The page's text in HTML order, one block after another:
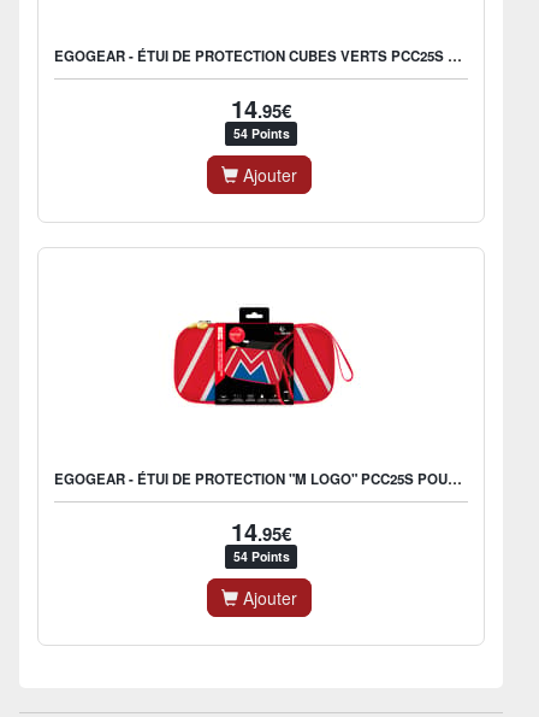
EGOGEAR - ÉTUI DE PROTECTION CUBES VERTS PCC25S POUR NINTENDO SWITCH 2
14.95€
54 Points
Ajouter
EGOGEAR - ÉTUI DE PROTECTION "M LOGO" PCC25S POUR SWITCH 2
14.95€
54 Points
Ajouter